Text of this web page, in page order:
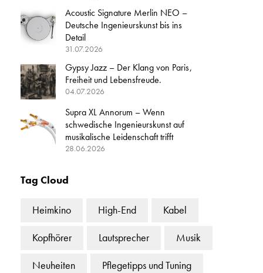
Acoustic Signature Merlin NEO –
Deutsche Ingenieurskunst bis ins
Detail
31.07.2026
Gypsy Jazz – Der Klang von Paris,
Freiheit und Lebensfreude.
04.07.2026
Supra XL Annorum – Wenn
schwedische Ingenieurskunst auf
musikalische Leidenschaft trifft
28.06.2026
Tag Cloud
Heimkino High-End Kabel
Kopfhörer Lautsprecher Musik
Neuheiten Pflegetipps und Tuning